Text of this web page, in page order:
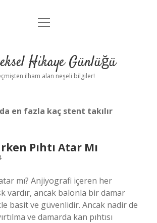
Anasayfa
Yasal Uyarı
menüyü
Hikaye Günlüğü
ilham alan neşeli bilgiler!
en fazla kaç stent takılır
Pıhtı Atar Mı
mı? Anjiyografi içeren her
vardır, ancak balonla bir damar
basit ve güvenlidir. Ancak nadir de
ve damarda kan pıhtısı